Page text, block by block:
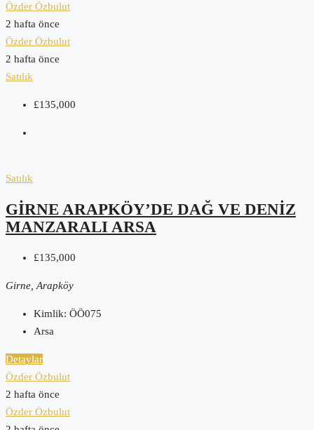
Özder Özbulut
2 hafta önce
Özder Özbulut
2 hafta önce
Satılık
£135,000
Satılık
GIRNE ARAPKÖY’DE DAĞ VE DENIZ
MANZARALI ARSA
£135,000
Girne, Arapköy
Kimlik: ÖÖ075
Arsa
Detaylar
Özder Özbulut
2 hafta önce
Özder Özbulut